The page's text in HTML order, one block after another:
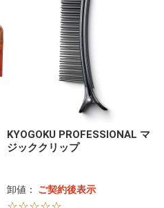
KYOGOKU PROFESSIONAL マ
ジッククリップ
卸値： ご契約後表示